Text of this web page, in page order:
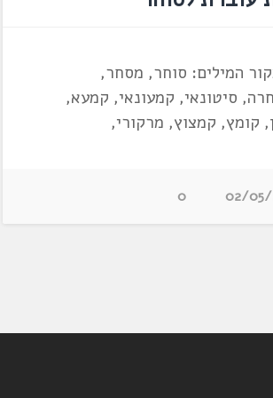
המילים: סוחר, מסחר,
סיטונאי, קמעונאי, קמעא,
קומץ, קמצוץ, מרקורי,
02/05/
0